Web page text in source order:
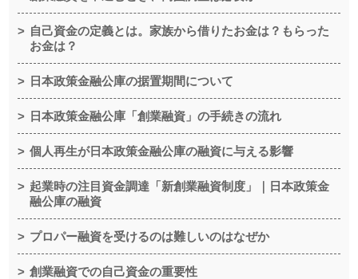
自己資金の定義とは。家族から借りたお金は？もらった
お金は？
日本政策金融公庫の据置期間について
日本政策金融公庫「創業融資」の手続きの流れ
個人再生が日本政策金融公庫の融資に与える影響
起業時の注目資金調達「新創業融資制度」｜日本政策金
融公庫の融資
プロパー融資を受けるのは難しいのはなぜか
創業融資での自己資金の重要性